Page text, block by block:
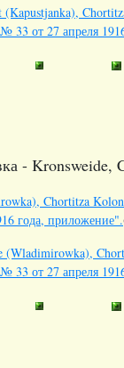
33 от 27 апреля
- Kronsweide,
Chortitza
года, приложение".
33 от 27 апреля